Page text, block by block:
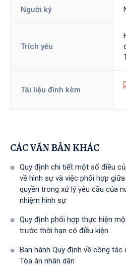
Người ký
Trích yếu
Tài liệu đính kèm
CÁC VĂN BẢN KHÁC
Quy định chi tiết một số điều
về hình sự và việc phối hợp
quyền trong xử lý yêu cầu của
nhiệm hình sự
Quy định phối hợp thực hiện
trước thời hạn có điều kiện
Ban hành Quy định về công
Tòa án nhân dân